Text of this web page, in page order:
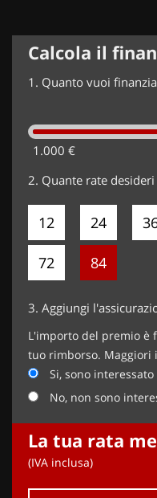
Calcola il
1. Quanto vuoi
1.000 €
2. Quante rate desideri
12 24
72 84
3. Aggiungi
L'importo del premio è
tuo rimborso. Maggiori
Si, sono interessato
No, non sono
La tua rata
(IVA inclusa)